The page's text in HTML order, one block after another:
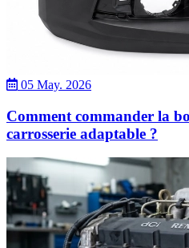
05 May. 2026
Comment commander la
carrosserie adaptable ?